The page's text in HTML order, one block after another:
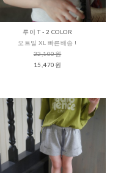
루이 T - 2 COLOR
오트밀 XL 빠른배송 !
22,100원
15,470원